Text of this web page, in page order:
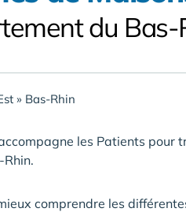
du Bas-
» Bas-Rhin
les Patients pour
Rhin.
comprendre les